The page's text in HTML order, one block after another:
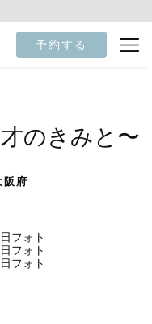
予約する
のきみと〜
阪府